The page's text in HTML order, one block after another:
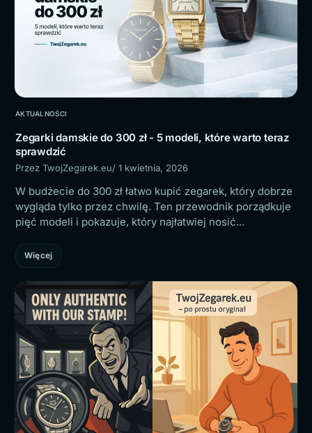
AKTUALNOŚCI
Zegarki damskie do 300 zł - 5 modeli, które warto teraz
sprawdzić
Przez TwojZegarek.eu/ 1 kwietnia, 2026
W budżecie do 300 zł łatwo kupić zegarek, który dobrze
wygląda tylko przez chwilę. Ten przewodnik porządkuje
pięć modeli i pokazuje, który najłatwiej nosić...
Więcej